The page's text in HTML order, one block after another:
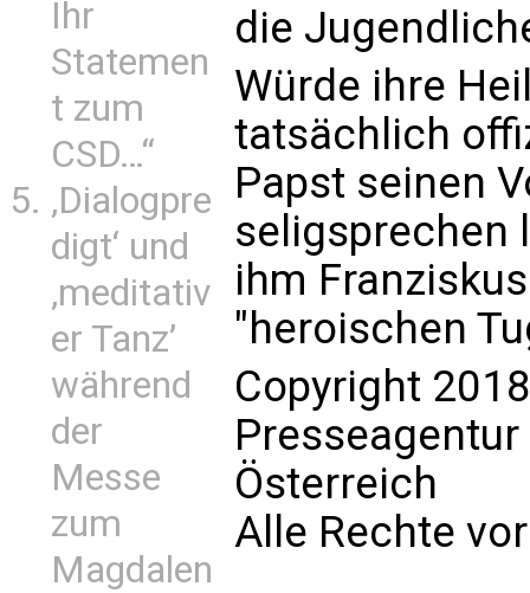
Ihr
Statemen
t zum
CSD…“
‚Dialogpre
digt‘ und
‚meditativ
er Tanz’
während
der
Messe
zum
Magdalen
die
Würde ihre
tatsächlich
Papst seinen
seligsprechen
ihm
"heroischen
Copyright
Presseagentur
Österreich
Alle Rechte